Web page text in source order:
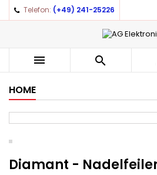
Telefon: (+49) 241-25226
 
HOME
Diamant -